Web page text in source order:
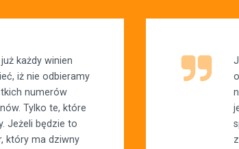
każdy winien
iż nie odbieramy
numerów
Tylko te, które
Jeżeli będzie to
który ma dziwny